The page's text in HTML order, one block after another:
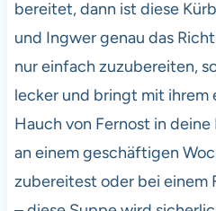
bereitet, dann ist diese
und Ingwer genau das
nur einfach zuzubereiten,
lecker und bringt mit ihrem
Hauch von Fernost in deine
an einem geschäftigen
zubereitest oder bei einem